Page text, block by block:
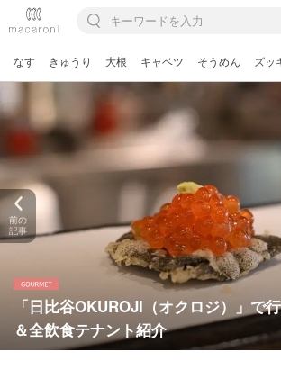
なす きゅうり 大根 キャベツ そうめん ズッ
「日比谷OKUROJI（オクロジ）」で
＆全飲食テナント紹介
前の
記事